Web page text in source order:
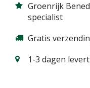
Groenrijk
specialist
Gratis
1-3 dagen